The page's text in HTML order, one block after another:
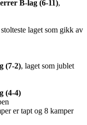
B-lag (6-11),
laget som gikk av
(7-2), laget som jublet
(4-4)
er tapt og 8 kamper